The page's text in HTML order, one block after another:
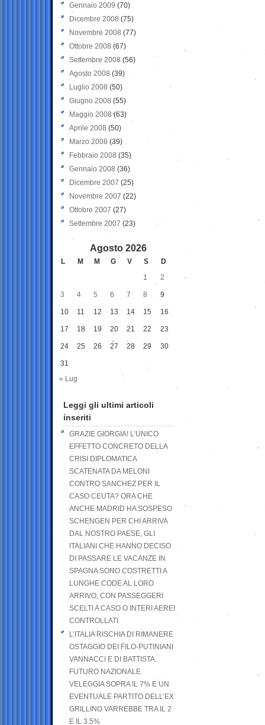
Gennaio 2009 (70)
Dicembre 2008 (75)
Novembre 2008 (77)
Ottobre 2008 (67)
Settembre 2008 (56)
Agosto 2008 (39)
Luglio 2008 (50)
Giugno 2008 (55)
Maggio 2008(63)
Aprile 2008 (50)
Marzo 2008 (39)
Febbraio 2008 (35)
Gennaio 2008 (36)
Dicembre 2007 (25)
Novembre 2007 (22)
Ottobre 2007 (27)
Settembre 2007 (23)
Agosto 2026
L M M G V S
D
1
2
3 4 5 6 7 8 9
10 11 12 13 14 15 16
17 18 19 20 21 22 23
24 25 26 27 28 29 30
31
« Lug
Leggi gli ultimi articoli
inseriti
GRAZIE GIORGIA! L’UNICO
EFFETTO CONCRETO DELLA
CRISI DIPLOMATICA
SCATENATA DA MELONI
CONTRO SANCHEZ PER IL
CASO CEUTA? ORA CHE
ANCHE MADRID HA SOSPESO
SCHENGEN PER CHI ARRIVA
DAL NOSTRO PAESE, GLI
ITALIANI CHE HANNO DECISO
DI PASSARE LE VACANZE IN
SPAGNA SONO COSTRETTI A
LUNGHE CODE AL LORO
ARRIVO, CON PASSEGGERI
SCELTI A CASO O INTERI AEREI
CONTROLLATI
L’ITALIA RISCHIA DI RIMANERE
OSTAGGIO DEI FILO-PUTINIANI
VANNACCI E DI BATTISTA.
FUTURO NAZIONALE
VELEGGIA SOPRA IL 7% E UN
EVENTUALE PARTITO DELL’EX
GRILLINO VARREBBE TRA IL 2
E IL 3.5%